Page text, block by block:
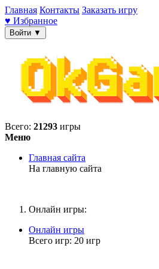
Главная Контакты Заказать игру
♥ Избранное
Войти ▼
Всего: 21293 игры
Меню
Главная сайта
На главную сайта
Онлайн игры:
Онлайн игры
Всего игр: 20 игр